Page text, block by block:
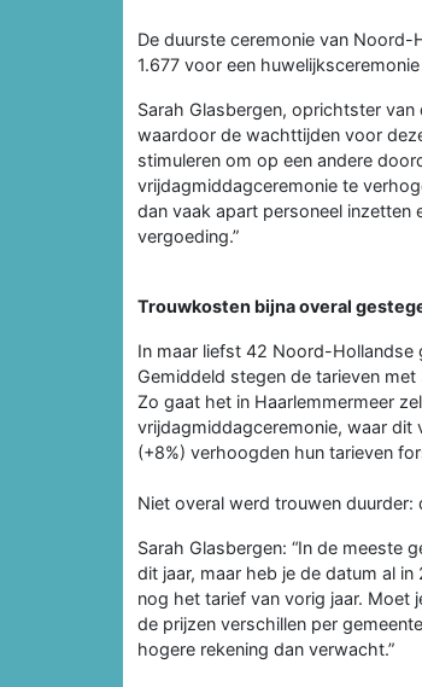
De duurste ceremonie van
1.677 voor een
Sarah Glasbergen, oprichtster
waardoor de wachttijden voor
stimuleren om op een andere
vrijdagmiddagceremonie te
dan vaak apart personeel inzetten
vergoeding.”
Trouwkosten bijna overal
In maar liefst 42 Noord-Hollandse
Gemiddeld stegen de tarieven
Zo gaat het in Haarlemmermeer
vrijdagmiddagceremonie, waar dit
(+8%) verhoogden hun tarieven
Niet overal werd trouwen duurder:
Sarah Glasbergen: “In de meeste
dit jaar, maar heb je de datum al
nog het tarief van vorig jaar. Moet
de prijzen verschillen per
hogere rekening dan verwacht.”